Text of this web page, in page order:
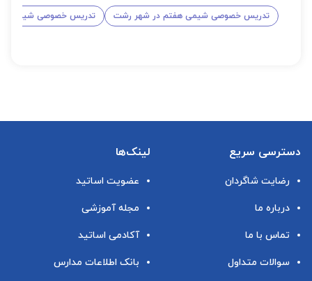
تدریس خصوصی شیمی هفتم در شهر رشت تدریس خصوصی شیمی
دسترسی سریع
رضایت شاگردان
درباره ما
تماس با ما
سوالات متداول
لینک‌ها
عضویت اساتید
مجله آموزشی
آکادمی اساتید
بانک اطلاعات مدارس